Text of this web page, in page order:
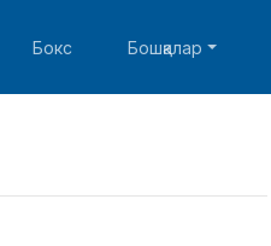
Бокс Бошқалар